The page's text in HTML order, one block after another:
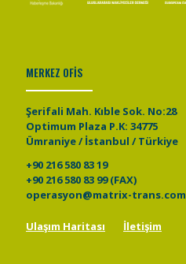
MERKEZ OFİS
Şerifali Mah. Kıble Sok. No:28
Optimum Plaza P.K: 34775
Ümraniye / İstanbul / Türkiye
+90 216 580 83 19
+90 216 580 83 99 (FAX)
operasyon@matrix-trans.com
Ulaşım Haritası İletişim